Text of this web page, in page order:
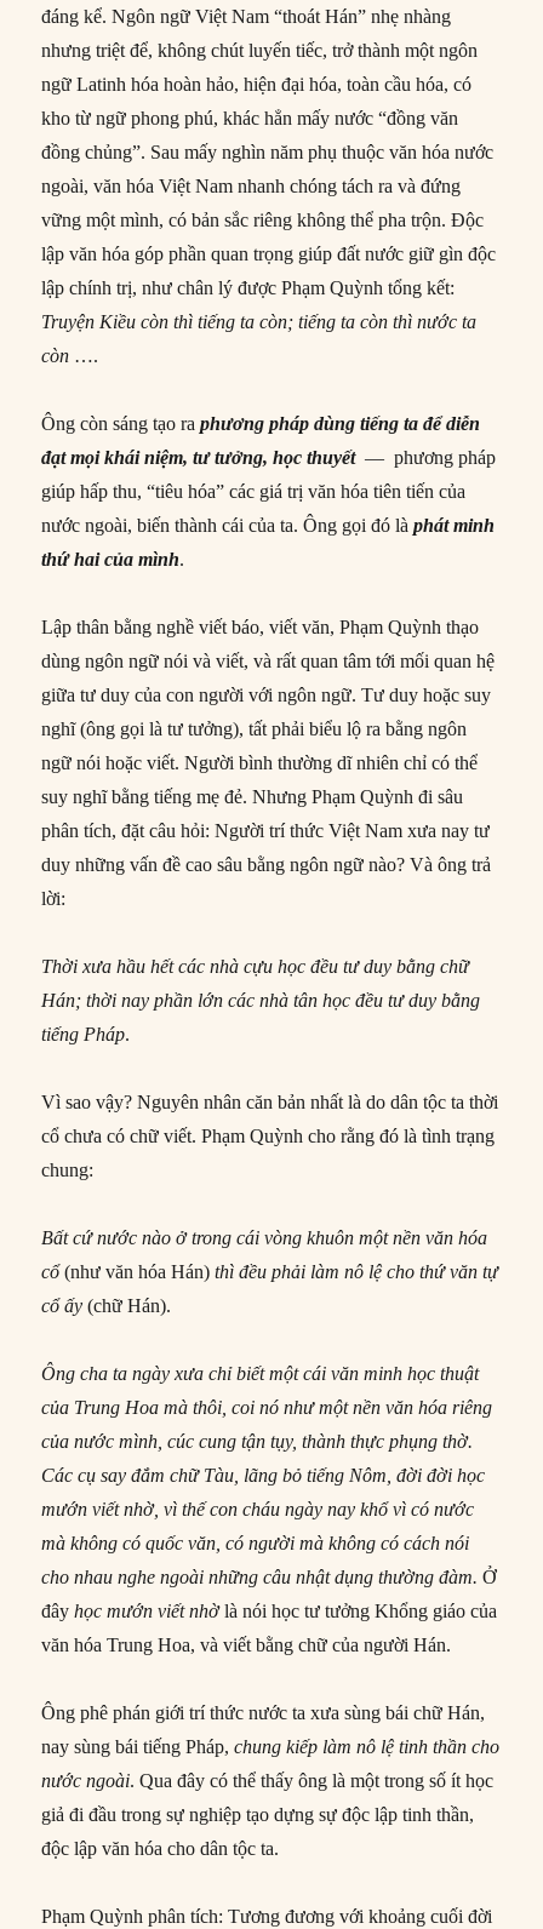
đáng kể. Ngôn ngữ Việt Nam “thoát Hán” nhẹ nhàng
nhưng triệt để, không chút luyến tiếc, trở thành một ngôn
ngữ Latinh hóa hoàn hảo, hiện đại hóa, toàn cầu hóa, có
kho từ ngữ phong phú, khác hẳn mấy nước “đồng văn
đồng chủng”. Sau mấy nghìn năm phụ thuộc văn hóa nước
ngoài, văn hóa Việt Nam nhanh chóng tách ra và đứng
vững một mình, có bản sắc riêng không thể pha trộn. Độc
lập văn hóa góp phần quan trọng giúp đất nước giữ gìn độc
lập chính trị, như chân lý được Phạm Quỳnh tổng kết:
Truyện Kiều còn thì tiếng ta còn; tiếng ta còn thì nước ta
còn ….
Ông còn sáng tạo raphương pháp dùng tiếng ta để diễn
đạt mọi khái niệm, tư tưởng, học thuyết— phương pháp
giúp hấp thu, “tiêu hóa” các giá trị văn hóa tiên tiến của
nước ngoài, biến thành cái của ta. Ông gọi đó là phát minh
thứ hai của mình.
Lập thân bằng nghề viết báo, viết văn, Phạm Quỳnh thạo
dùng ngôn ngữ nói và viết, và rất quan tâm tới mối quan hệ
giữa tư duy của con người với ngôn ngữ. Tư duy hoặc suy
nghĩ (ông gọi là tư tưởng), tất phải biểu lộ ra bằng ngôn
ngữ nói hoặc viết. Người bình thường dĩ nhiên chỉ có thể
suy nghĩ bằng tiếng mẹ đẻ. Nhưng Phạm Quỳnh đi sâu
phân tích, đặt câu hỏi: Người trí thức Việt Nam xưa nay tư
duy những vấn đề cao sâu bằng ngôn ngữ nào? Và ông trả
lời:
Thời xưa hầu hết các nhà cựu học đều tư duy bằng chữ
Hán; thời nay phần lớn các nhà tân học đều tư duy bằng
tiếng Pháp.
Vì sao vậy? Nguyên nhân căn bản nhất là do dân tộc ta thời
cổ chưa có chữ viết. Phạm Quỳnh cho rằng đó là tình trạng
chung:
Bất cứ nước nào ở trong cái vòng khuôn một nền văn hóa
cổ(như văn hóa Hán)thì đều phải làm nô lệ cho thứ văn tự
cổ ấy (chữ Hán).
Ông cha ta ngày xưa chỉ biết một cái văn minh học thuật
của Trung Hoa mà thôi, coi nó như một nền văn hóa riêng
của nước mình, cúc cung tận tụy, thành thực phụng thờ.
Các cụ say đắm chữ Tàu, lãng bỏ tiếng Nôm, đời đời học
mướn viết nhờ, vì thế con cháu ngày nay khổ vì có nước
màkhông có quốc văn, có người màkhông có cách nói
cho nhau nghe ngoài những câu nhật dụng thường đàm.Ở
đâyhọc mướn viết nhờlà nói học tư tưởng Khổng giáo của
văn hóa Trung Hoa, và viết bằng chữ của người Hán.
Ông phê phán giới trí thức nước ta xưa sùng bái chữ Hán,
nay sùng bái tiếng Pháp,chung kiếp làm nô lệ tinh thần cho
nước ngoài. Qua đây có thể thấy ông là một trong số ít học
giả đi đầu trong sự nghiệp tạo dựng sự độc lập tinh thần,
độc lập văn hóa cho dân tộc ta.
Phạm Quỳnh phân tích: Tương đương với khoảng cuối đời